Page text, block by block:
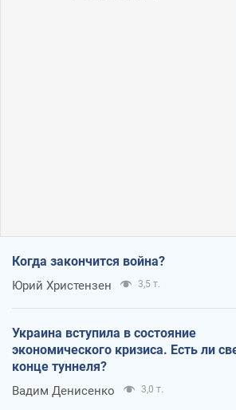
Когда закончится война?
Юрий Христензен 3,5 т.
Украина вступила в состояние
экономического кризиса. Есть ли
конце туннеля?
Вадим Денисенко 3,0 т.